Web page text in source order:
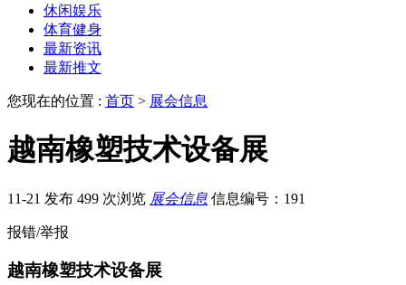
休闲娱乐
体育健身
最新资讯
最新推文
您现在的位置 : 首页 > 展会信息
越南橡塑技术设备展
11-21 发布 499 次浏览 展会信息 信息编号：191
报错/举报
越南橡塑技术设备展